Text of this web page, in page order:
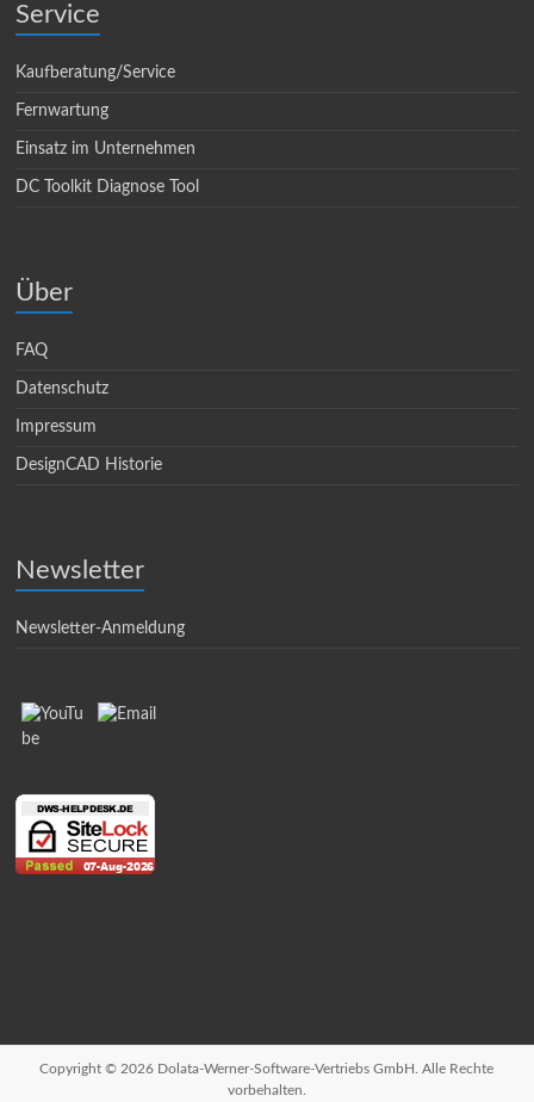
Service
Kaufberatung/Service
Fernwartung
Einsatz im Unternehmen
DC Toolkit Diagnose Tool
Über
FAQ
Datenschutz
Impressum
DesignCAD Historie
Newsletter
Newsletter-Anmeldung
Copyright © 2026 Dolata-Werner-Software-Vertriebs GmbH. Alle Rechte
vorbehalten.